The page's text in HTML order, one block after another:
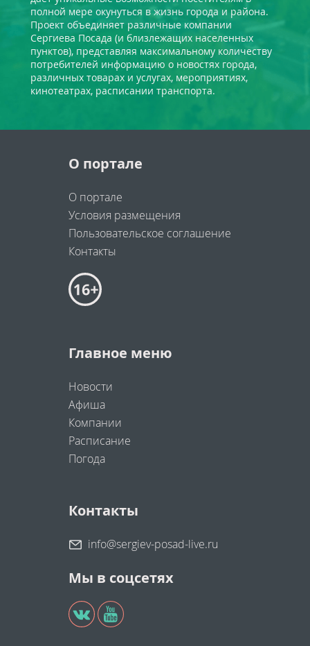
полной мере окунуться в жизнь города и района.
Проект объединяет различные компании
Сергиева Посада (и близлежащих населенных
пунктов), представляя максимальному количеству
потребителей информацию о новостях города,
различных товарах и услугах, мероприятиях,
кинотеатрах, расписании транспорта.
О портале
О портале
Условия размещения
Пользовательское соглашение
Контакты
Главное меню
Новости
Афиша
Компании
Расписание
Погода
Контакты
info@sergiev-posad-live.ru
Мы в соцсетях